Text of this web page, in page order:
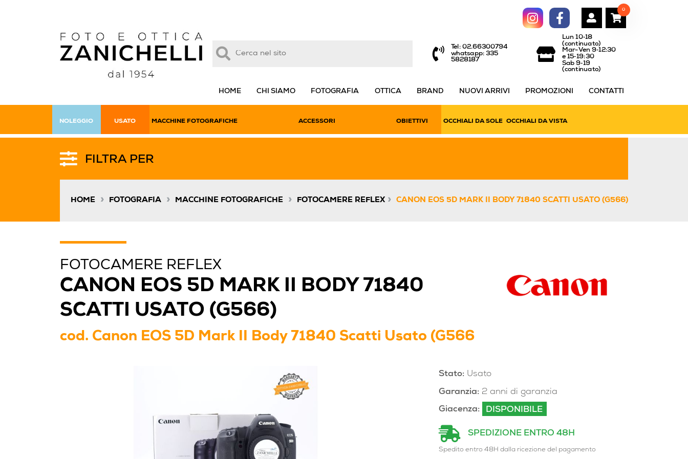
Tel: 02.66300794
whatsapp: 335
5828187
Lun 10‑18
(continuato)
Mar-Ven 9‑12:30
e 15‑19:30
Sab 9‑19
(continuato)
HOME CHI SIAMO FOTOGRAFIA OTTICA BRAND NUOVI ARRIVI PROMOZIONI CONTATTI
0
NOLEGGIO USATO MACCHINE FOTOGRAFICHE ACCESSORI OBIETTIVI OCCHIALI DA SOLE OCCHIALI DA VISTA
FILTRA PER
HOME » FOTOGRAFIA » MACCHINE FOTOGRAFICHE » FOTOCAMERE REFLEX » CANON EOS 5D MARK II BODY 71840 SCATTI USATO (G566)
FOTOCAMERE REFLEX
CANON EOS 5D MARK II BODY 71840
SCATTI USATO (G566)
cod. Canon EOS 5D Mark II Body 71840 Scatti Usato (G566
Stato: Usato
Garanzia: 2 anni di garanzia
Giacenza: DISPONIBILE
SPEDIZIONE ENTRO 48H
Spedito entro 48H dalla ricezione del pagamento